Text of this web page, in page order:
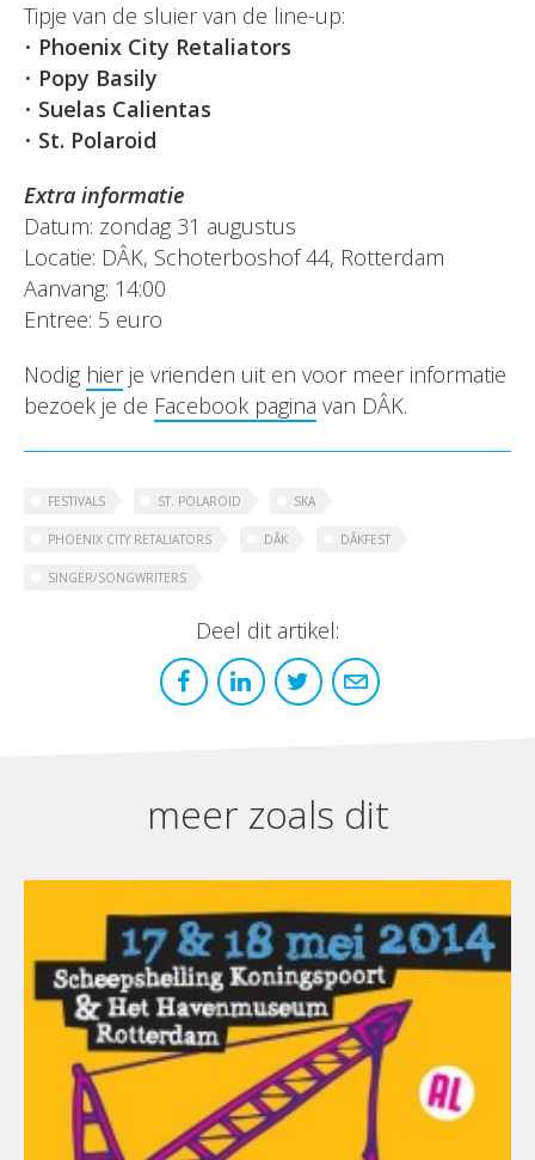
Tipje van de sluier van de line-up:
• Phoenix City Retaliators
• Popy Basily
• Suelas Calientas
• St. Polaroid
Extra informatie
Datum: zondag 31 augustus
Locatie: DÂK, Schoterboshof 44, Rotterdam
Aanvang: 14:00
Entree: 5 euro
Nodig hierje vrienden uit en voor meer informatie
bezoek je de Facebook pagina van DÂK.
FESTIVALS ST. POLAROID SKA
PHOENIX CITY RETALIATORS DÂK DÂKFEST
SINGER/SONGWRITERS
Deel dit artikel:
meer zoals dit